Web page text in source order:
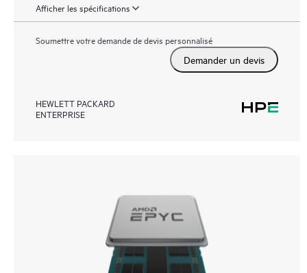
Afficher les spécifications
Soumettre votre demande de devis personnalisé
Demander un devis
HEWLETT PACKARD
ENTERPRISE